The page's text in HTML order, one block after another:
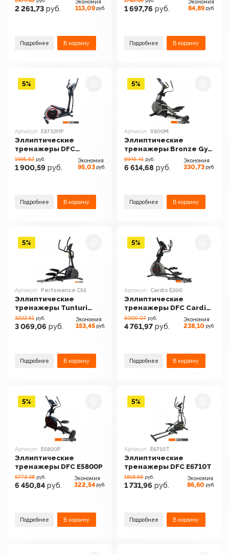
2 261,73 руб.
Экономия
113,09 руб.
Подробнее В корзину
1 697,76 руб.
Экономия
84,89 руб.
Подробнее В корзину
Артикул: E8732HP
Эллиптические
тренажеры DFC
E8732HP
1995.62 руб.
1 900,59 руб.
Экономия
95,03 руб.
Подробнее В корзину
5%
Артикул: X800M
Эллиптические
тренажеры Bronze Gym
X800M
6945.41 руб.
6 614,68 руб.
Экономия
330,73 руб.
Подробнее В корзину
5%
Артикул: Perfomance C55
Эллиптические
тренажеры Tunturi
Perfomance C55
3222.51 руб.
3 069,06 руб.
Экономия
153,45 руб.
Подробнее В корзину
5%
Артикул: Cardio E200
Эллиптические
тренажеры DFC Cardio
E200
5000.07 руб.
4 761,97 руб.
Экономия
238,10 руб.
Подробнее В корзину
5%
Артикул: E5800P
Эллиптические
тренажеры DFC E5800P
6773.38 руб.
6 450,84 руб.
Экономия
322,54 руб.
Подробнее В корзину
5%
Артикул: E6710T
Эллиптические
тренажеры DFC E6710T
1818.56 руб.
1 731,96 руб.
Экономия
86,60 руб.
Подробнее В корзину
5%